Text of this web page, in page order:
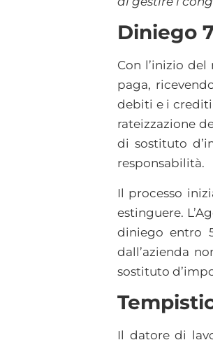
Diniego
Con l’inizio
paga,
debiti e i crediti
rateizzazione
di sostituto
responsabilità.
Il processo
estinguere.
diniego entro
dall’azienda
sostituto
Il datore di